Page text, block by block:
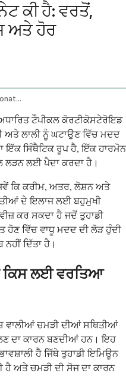
ਕੀ ਹੈ: ਵਰਤੋਂ,
ਅਤੇ ਹੋਰ
Betamethasone Dipropionate Topical Application Route
ਟੌਪੀਕਲ ਕੋਰਟੀਕੋਸਟੇਰੋਇਡ
ਅਤੇ ਲਾਲੀ ਨੂੰ ਘਟਾਉਣ ਵਿੱਚ ਮਦਦ
ਇੱਕ ਸਿੰਥੈਟਿਕ ਰੂਪ ਹੈ, ਇੱਕ ਹਾਰਮੋਨ
ਲੜਨ ਲਈ ਪੈਦਾ ਕਰਦਾ ਹੈ।
ਕਿ ਕਰੀਮ, ਅਤਰ, ਲੋਸ਼ਨ ਅਤੇ
ਦੇ ਇਲਾਜ ਲਈ ਬਹੁਮੁਖੀ
ਕਰ ਸਕਦਾ ਹੈ ਜਦੋਂ ਤੁਹਾਡੀ
ਹੋਣ ਵਿੱਚ ਵਾਧੂ ਮਦਦ ਦੀ ਲੋੜ ਹੁੰਦੀ
ਨਹੀਂ ਦਿੱਤਾ ਹੈ।
ਕਿਸ ਲਈ ਵਰਤਿਆ
ਵਾਲੀਆਂ ਚਮੜੀ ਦੀਆਂ ਸਥਿਤੀਆਂ
ਦਾ ਕਾਰਨ ਬਣਦੀਆਂ ਹਨ। ਇਹ
ਹੈ ਜਿੱਥੇ ਤੁਹਾਡੀ ਇਮਿਊਨ
ਹੈ ਅਤੇ ਚਮੜੀ ਦੀ ਸੋਜ ਦਾ ਕਾਰਨ